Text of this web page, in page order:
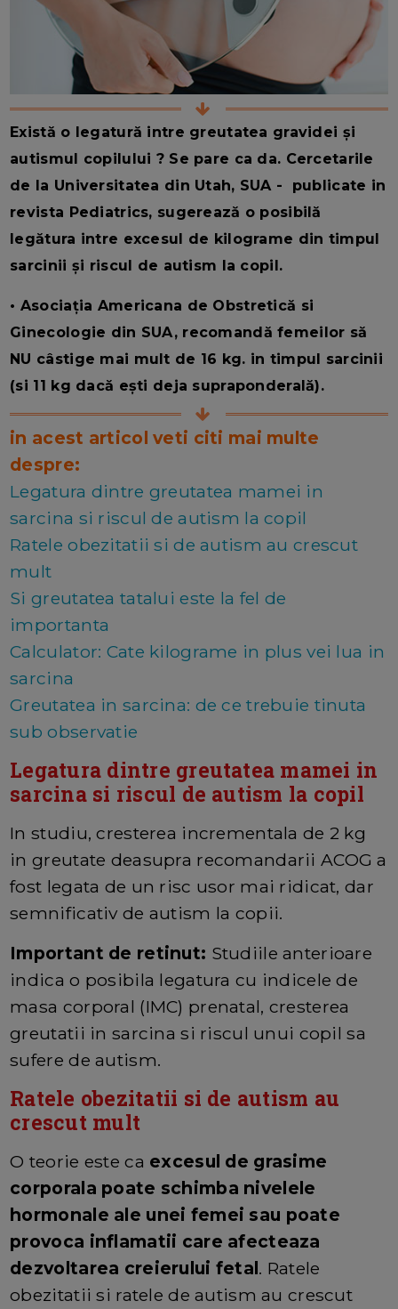
Există o legatură intre greutatea gravidei și
autismul copilului ? Se pare ca da. Cercetarile
de la Universitatea din Utah, SUA - publicate in
revista Pediatrics, sugerează o posibilă
legătura intre excesul de kilograme din timpul
sarcinii și riscul de autism la copil.
• Asociația Americana de Obstretică si
Ginecologie din SUA, recomandă femeilor să
NU câstige mai mult de 16 kg. in timpul sarcinii
(si 11 kg dacă ești deja supraponderală).
in acest articol veti citi mai multe
despre:
Legatura dintre greutatea mamei in
sarcina si riscul de autism la copil
Ratele obezitatii si de autism au crescut
mult
Si greutatea tatalui este la fel de
importanta
Calculator: Cate kilograme in plus vei lua in
sarcina
Greutatea in sarcina: de ce trebuie tinuta
sub observatie
Legatura dintre greutatea mamei in
sarcina si riscul de autism la copil
In studiu, cresterea incrementala de 2 kg
in greutate deasupra recomandarii ACOG a
fost legata de un risc usor mai ridicat, dar
semnificativ de autism la copii.
Important de retinut: Studiile anterioare
indica o posibila legatura cu indicele de
masa corporal (IMC) prenatal, cresterea
greutatii in sarcina si riscul unui copil sa
sufere de autism.
Ratele obezitatii si de autism au
crescut mult
O teorie este ca excesul de grasime
corporala poate schimba nivelele
hormonale ale unei femei sau poate
provoca inflamatii care afecteaza
dezvoltarea creierului fetal. Ratele
obezitatii si ratele de autism au crescut